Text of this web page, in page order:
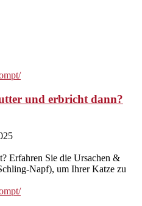
und erbricht dann?
Erfahren Sie die Ursachen &
Napf), um Ihrer Katze zu